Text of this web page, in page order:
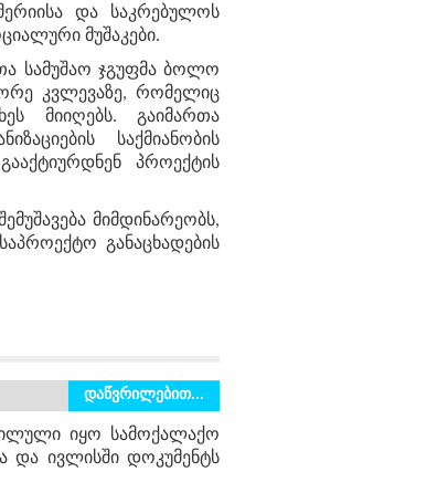
და საკრებულოს
მუშაკები.
სამუშაო ჯგუფმა ბოლო
კვლევაზე, რომელიც
მიიღებს. გაიმართა
საქმიანობის
პროექტის
მიმდინარეობს,
განაცხადების
დაწვრილებით...
იყო სამოქალაქო
და ივლისში დოკუმენტს